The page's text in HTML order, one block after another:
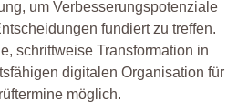
um Verbesserungspotenziale
fundiert zu treffen.
schrittweise Transformation in
digitalen Organisation für
möglich.